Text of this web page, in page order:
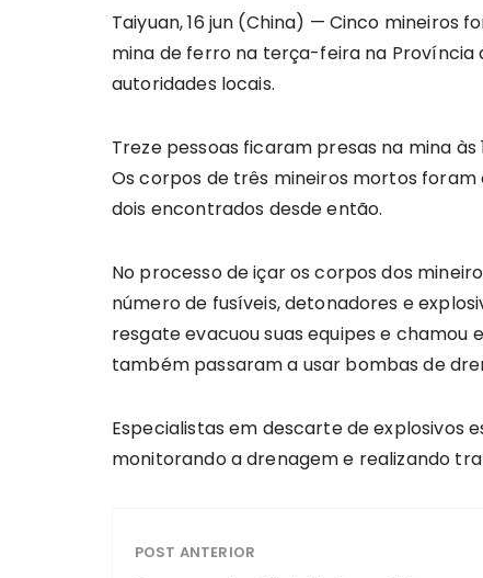
Taiyuan, 16 jun (China) — Cinco mineiros
mina de ferro na terça-feira na Província
autoridades locais.
Treze pessoas ficaram presas na mina às
Os corpos de três mineiros mortos
dois encontrados desde então.
No processo de içar os corpos dos
número de fusíveis, detonadores e
resgate evacuou suas equipes e chamou
também passaram a usar bombas de
Especialistas em descarte de explosivos
monitorando a drenagem e realizando
POST ANTERIOR